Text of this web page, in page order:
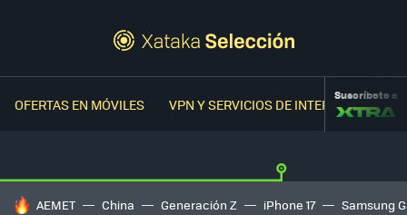
OFERTAS EN MÓVILES VPN Y SERVICIOS DE INTERNETSuscríbete a
HOY SE HABLA DE
AEMET China Generación Z iPhone 17 Samsung